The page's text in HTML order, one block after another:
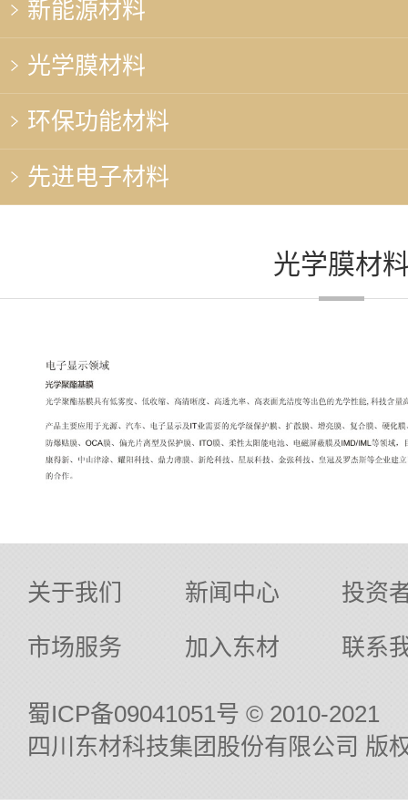
新能源材料
光学膜材料
环保功能材料
先进电子材料
光学膜材
关于我们 新闻中心
投资
市场服务
加入东材 联系
蜀ICP备09041051号 © 2010-2021
四川东材科技集团股份有限公司 版